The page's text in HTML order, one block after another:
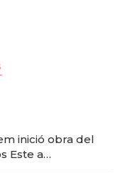
inició obra del
Este a